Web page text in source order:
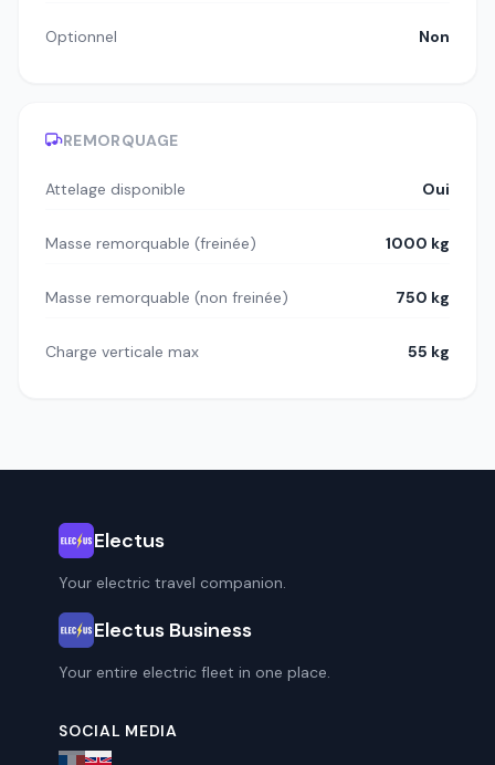
Optionnel Non
REMORQUAGE
Attelage disponible Oui
Masse remorquable (freinée) 1000 kg
Masse remorquable (non freinée) 750 kg
Charge verticale max 55 kg
Electus
Your electric travel companion.
Electus Business
Your entire electric fleet in one place.
SOCIAL MEDIA